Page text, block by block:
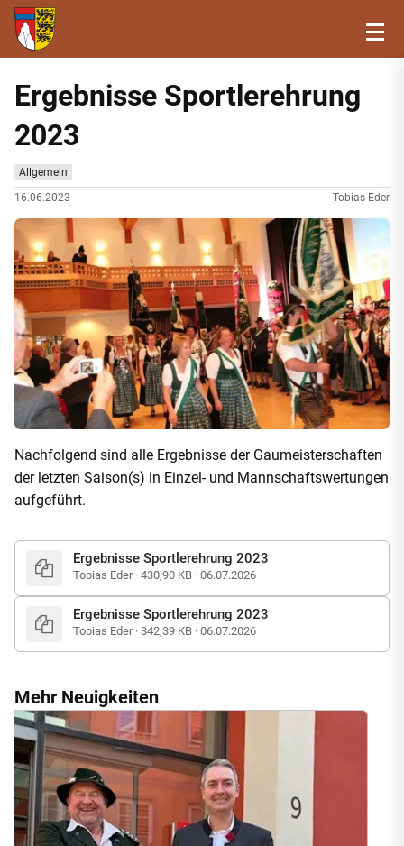
Ergebnisse Sportlerehrung
2023
Allgemein
16.06.2023
Tobias Eder
Nachfolgend sind alle Ergebnisse der Gaumeisterschaften
der letzten Saison(s) in Einzel- und Mannschaftswertungen
aufgeführt.
Ergebnisse Sportlerehrung 2023
Tobias Eder · 430,90 KB · 06.07.2026
Ergebnisse Sportlerehrung 2023
Tobias Eder · 342,39 KB · 06.07.2026
Mehr Neuigkeiten